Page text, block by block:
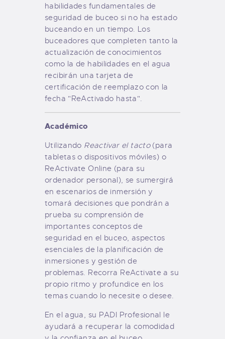
habilidades fundamentales de
seguridad de buceo si no ha estado
buceando en un tiempo. Los
buceadores que completen tanto la
actualización de conocimientos
como la de habilidades en el agua
recibirán una tarjeta de
certificación de reemplazo con la
fecha "ReActivado hasta".
Académico
Utilizando Reactivar el tacto(para
tabletas o dispositivos móviles) o
ReActivate Online (para su
ordenador personal), se sumergirá
en escenarios de inmersión y
tomará decisiones que pondrán a
prueba su comprensión de
importantes conceptos de
seguridad en el buceo, aspectos
esenciales de la planificación de
inmersiones y gestión de
problemas. Recorra ReActivate a su
propio ritmo y profundice en los
temas cuando lo necesite o desee.
En el agua, su PADI Profesional le
ayudará a recuperar la comodidad